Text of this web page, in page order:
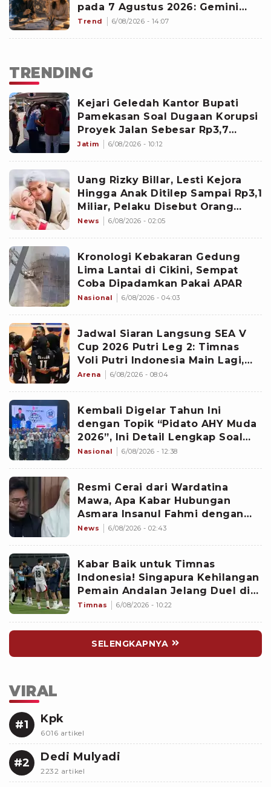
pada 7 Agustus 2026: Gemini
Punya Senjata Utama
Trend 6/08/2026 - 14:07
TRENDING
Kejari Geledah Kantor Bupati
Pamekasan Soal Dugaan Korupsi
Proyek Jalan Sebesar Rp3,7
Milliar
Jatim 6/08/2026 - 10:12
Uang Rizky Billar, Lesti Kejora
Hingga Anak Ditilep Sampai Rp3,1
Miliar, Pelaku Disebut Orang
Terdekat
News 6/08/2026 - 02:05
Kronologi Kebakaran Gedung
Lima Lantai di Cikini, Sempat
Coba Dipadamkan Pakai APAR
Nasional 6/08/2026 - 04:03
Jadwal Siaran Langsung SEA V
Cup 2026 Putri Leg 2: Timnas
Voli Putri Indonesia Main Lagi,
Langsung Hadapi Vietnam
Arena 6/08/2026 - 08:04
Kembali Digelar Tahun Ini
dengan Topik “Pidato AHY Muda
2026”, Ini Detail Lengkap Soal
Lomba Rakyat
Nasional 6/08/2026 - 12:38
Resmi Cerai dari Wardatina
Mawa, Apa Kabar Hubungan
Asmara Insanul Fahmi dengan
Inara Rusli?
News 6/08/2026 - 02:43
Kabar Baik untuk Timnas
Indonesia! Singapura Kehilangan
Pemain Andalan Jelang Duel di
Piala AFF 2026
Timnas 6/08/2026 - 10:22
SELENGKAPNYA
VIRAL
#1 Kpk
6016 artikel
#2 Dedi Mulyadi
2232 artikel